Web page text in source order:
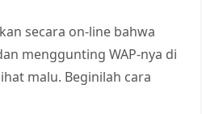
secara on-line bahwa
menggunting WAP-nya di
malu. Beginilah cara